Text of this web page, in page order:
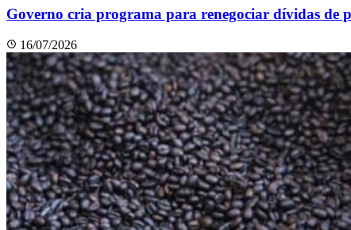
Governo cria programa para renegociar dívidas de
16/07/2026